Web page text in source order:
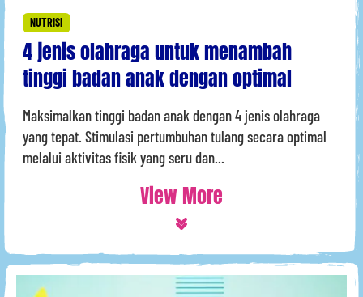
NUTRISI
4 jenis olahraga untuk menambah
tinggi badan anak dengan optimal
Maksimalkan tinggi badan anak dengan 4 jenis olahraga
yang tepat. Stimulasi pertumbuhan tulang secara optimal
melalui aktivitas fisik yang seru dan...
View More